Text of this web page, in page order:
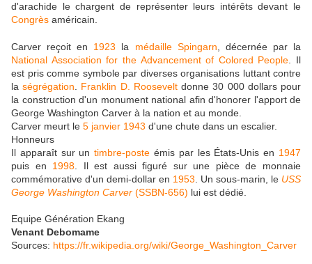
d'arachide le chargent de représenter leurs intérêts devant le
Congrès américain.
Carver reçoit en 1923 la médaille Spingarn , décernée par la
National Association for the Advancement of Colored People . Il
est pris comme symbole par diverses organisations luttant contre
laségrégation Franklin D. Rooseveltdonne 30 000 dollars pour
la construction d'un monument national afin d'honorer l'apport de
George Washington Carver à la nation et au monde.
Carver meurt le 5 janvier 1943 d'une chute dans un escalier.
Honneurs
Il apparaît sur untimbre-poste émis par les États-Unis en 1947
puis en 1998 . Il est aussi figuré sur une pièce de monnaie
commémorative d'un demi-dollar en 1953 . Un sous-marin, le USS
George Washington Carver (SSBN-656) lui est dédié.
Equipe Génération Ekang
Venant Debomame
Sources: https://fr.wikipedia.org/wiki/George_Washington_Carver